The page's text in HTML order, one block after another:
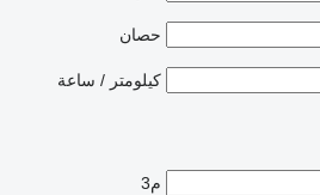
حصان
كيلومتر / ساعة
م3